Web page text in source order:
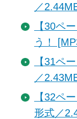
／
【30ペ
う！
【31ペ
／
【32ペ
形式／